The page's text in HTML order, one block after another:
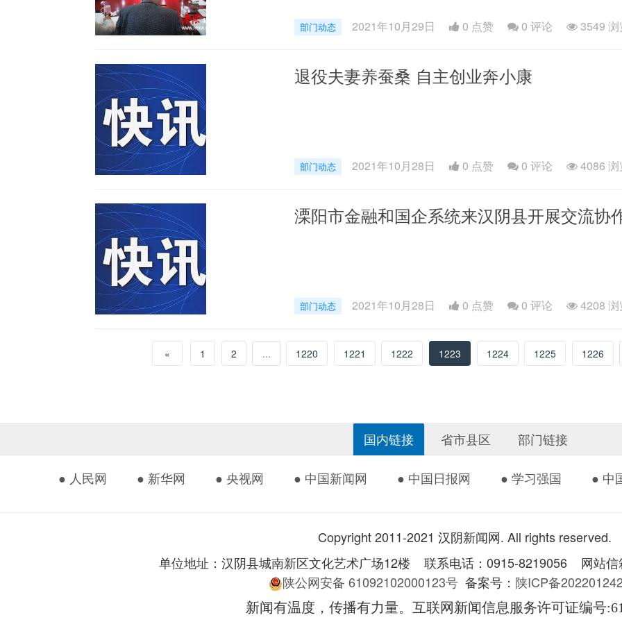
部门动态 2021年10月29日 0 点赞 0 评论 3549
退役夫妻养蚕桑 自主创业奔小康
部门动态 2021年10月28日 0 点赞 0 评论 4086
溧阳市金融和国企系统来汉阴县开展交流协
部门动态 2021年10月28日 0 点赞 0 评论 4208
« 1 2 ... 1220 1221 1222 1223 1224 1225 1226
国内链接 省市县区 部门链接
● 人民网 ● 新华网 ● 央视网 ● 中国新闻网 ● 中国日报网 ● 学习强国 ● 中
Copyright 2011-2021 汉阴新闻网. All rights reserved.
单位地址：汉阴县城南新区文化艺术广场12楼 联系电话：0915-8219056 网站信
陕公网安备 61092102000123号 备案号： 陕ICP备
新闻有温度，传播有力量。互联网新闻信息服务许可证编号